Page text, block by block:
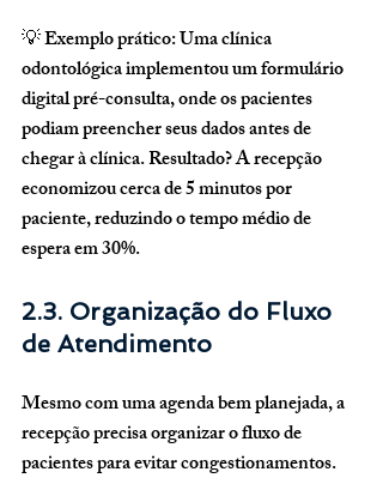
💡 Exemplo prático: Uma clínica
odontológica implementou um formulário
digital pré-consulta, onde os pacientes
podiam preencher seus dados antes de
chegar à clínica. Resultado? A recepção
economizou cerca de 5 minutos por
paciente, reduzindo o tempo médio de
espera em 30%.
2.3. Organização do Fluxo
de Atendimento
Mesmo com uma agenda bem planejada, a
recepção precisa organizar o fluxo de
pacientes para evitar congestionamentos.